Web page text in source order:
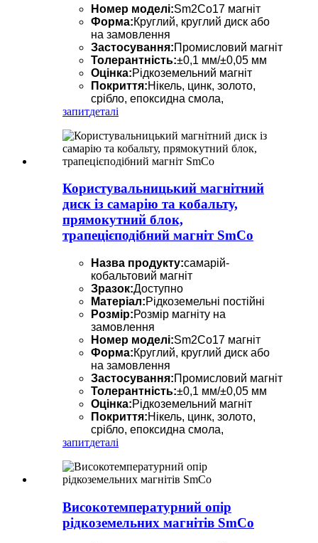
Номер моделі:Sm2Co17 магніт
Форма:Круглий, круглий диск або
на замовлення
Застосування:Промисловий магніт
Толерантність:±0,1 мм/±0,05 мм
Оцінка:Рідкоземельний магніт
Покриття:Нікель, цинк, золото,
срібло, епоксидна смола,
запитдеталі
Користувальницький магнітний
диск із самарію та кобальту,
прямокутний блок,
трапецієподібний магніт SmCo
Назва продукту:самарій-
кобальтовий магніт
Зразок:Доступно
Матеріал:Рідкоземельні постійні
Розмір:Розмір магніту на
замовлення
Номер моделі:Sm2Co17 магніт
Форма:Круглий, круглий диск або
на замовлення
Застосування:Промисловий магніт
Толерантність:±0,1 мм/±0,05 мм
Оцінка:Рідкоземельний магніт
Покриття:Нікель, цинк, золото,
срібло, епоксидна смола,
запитдеталі
Високотемпературний опір
рідкоземельних магнітів SmCo